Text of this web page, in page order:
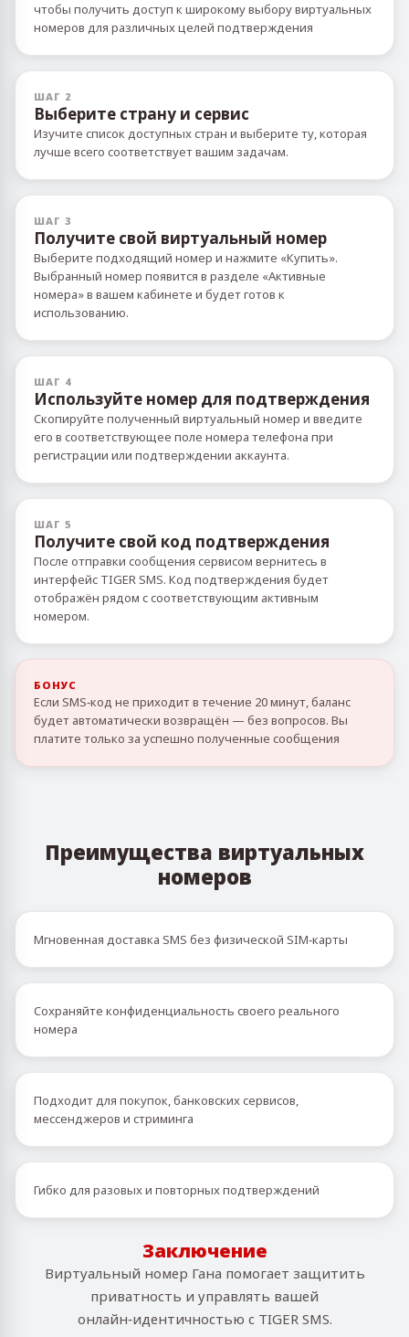
чтобы получить доступ к широкому выбору виртуальных
номеров для различных целей подтверждения
ШАГ 2
Выберите страну и сервис
Изучите список доступных стран и выберите ту, которая
лучше всего соответствует вашим задачам.
ШАГ 3
Получите свой виртуальный номер
Выберите подходящий номер и нажмите «Купить».
Выбранный номер появится в разделе «Активные
номера» в вашем кабинете и будет готов к
использованию.
ШАГ 4
Используйте номер для подтверждения
Скопируйте полученный виртуальный номер и введите
его в соответствующее поле номера телефона при
регистрации или подтверждении аккаунта.
ШАГ 5
Получите свой код подтверждения
После отправки сообщения сервисом вернитесь в
интерфейс TIGER SMS. Код подтверждения будет
отображён рядом с соответствующим активным
номером.
БОНУС
Если SMS‑код не приходит в течение 20 минут, баланс
будет автоматически возвращён — без вопросов. Вы
платите только за успешно полученные сообщения
Преимущества виртуальных
номеров
Мгновенная доставка SMS без физической SIM‑карты
Сохраняйте конфиденциальность своего реального
номера
Подходит для покупок, банковских сервисов,
мессенджеров и стриминга
Гибко для разовых и повторных подтверждений
Заключение
Виртуальный номер Гана помогает защитить
приватность и управлять вашей
онлайн‑идентичностью с TIGER SMS.